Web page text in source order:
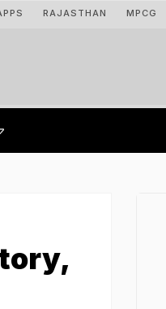
RAJASTHAN MPCG